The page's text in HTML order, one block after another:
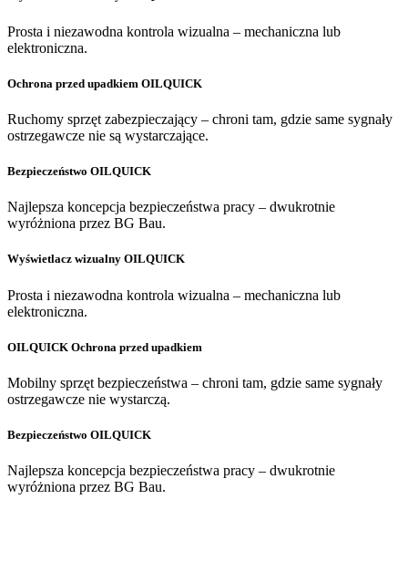
Prosta i niezawodna kontrola wizualna – mechaniczna lub
elektroniczna.
Ochrona przed upadkiem OILQUICK
Ruchomy sprzęt zabezpieczający – chroni tam, gdzie same sygnały
ostrzegawcze nie są wystarczające.
Bezpieczeństwo OILQUICK
Najlepsza koncepcja bezpieczeństwa pracy – dwukrotnie
wyróżniona przez BG Bau.
Wyświetlacz wizualny OILQUICK
Prosta i niezawodna kontrola wizualna – mechaniczna lub
elektroniczna.
OILQUICK Ochrona przed upadkiem
Mobilny sprzęt bezpieczeństwa – chroni tam, gdzie same sygnały
ostrzegawcze nie wystarczą.
Bezpieczeństwo OILQUICK
Najlepsza koncepcja bezpieczeństwa pracy – dwukrotnie
wyróżniona przez BG Bau.